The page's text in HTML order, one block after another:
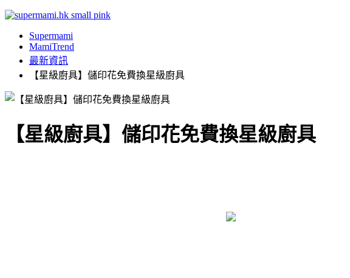
Supermami
MamiTrend
最新資訊
【星級廚具】儲印花免費換星級廚具
【星級廚具】儲印花免費換星級廚具